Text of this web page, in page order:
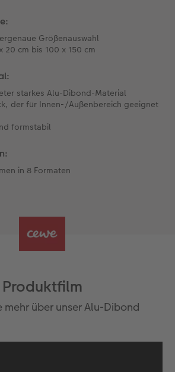
Größenauswahl
20 cm bis 100 x 150 cm
starkes Alu-Dibond-Material
der für Innen-/Außenbereich geeignet
formstabil
in 8 Formaten
Produktfilm
mehr über unser Alu-Dibond